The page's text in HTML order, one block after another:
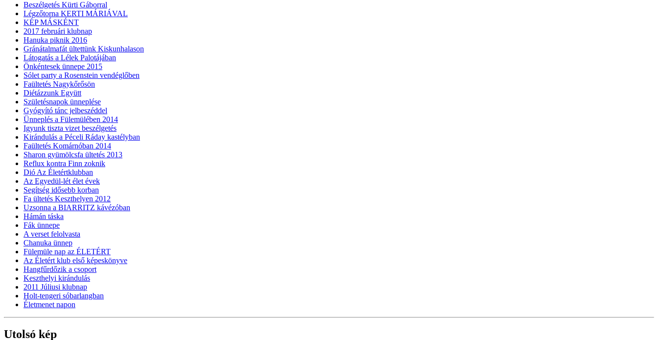
Beszélgetés Kürti Gáborral
Légzőtorna KERTI MÁRIÁVAL
KÉP MÁSKÉNT
2017 februári klubnap
Hanuka piknik 2016
Gránátalmafát ültettünk Kiskunhalason
Látogatás a Lélek Palotájában
Önkéntesek ünnepe 2015
Sólet party a Rosenstein vendéglőben
Faültetés Nagykőrősön
Diétázzunk Együtt
Születésnapok ünneplése
Gyógyító tánc jelbeszéddel
Ünneplés a Fülemülében 2014
Igyunk tiszta vizet beszélgetés
Kirándulás a Péceli Ráday kastélyban
Faültetés Komárnóban 2014
Sharon gyümölcsfa ültetés 2013
Reflux kontra Finn zoknik
Dió Az Életértklubban
Az Egyedül-lét élet évek
Segítség idősebb korban
Fa ültetés Keszthelyen 2012
Uzsonna a BIARRITZ kávézóban
Hámán táska
Fák ünnepe
A verset felolvasta
Chanuka ünnep
Fülemüle nap az ÉLETÉRT
Az Életért klub első képeskönyve
Hangfűrdőzik a csoport
Keszthelyi kirándulás
2011 Júliusi klubnap
Holt-tengeri sóbarlangban
Életmenet napon
Utolsó kép